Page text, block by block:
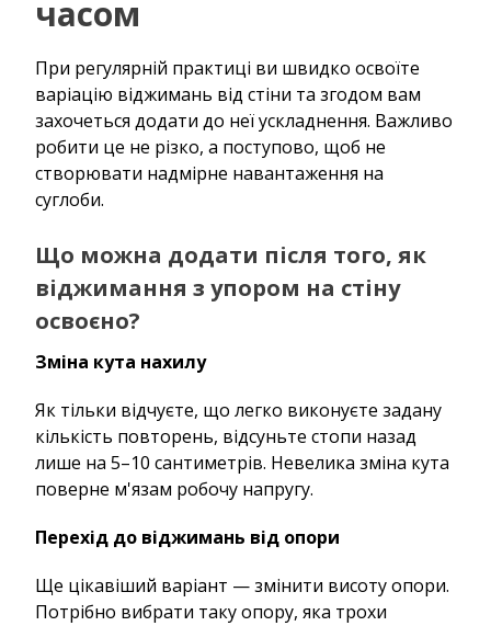
часом
При регулярній практиці ви швидко освоїте
варіацію віджимань від стіни та згодом вам
захочеться додати до неї ускладнення. Важливо
робити це не різко, а поступово, щоб не
створювати надмірне навантаження на
суглоби.
Що можна додати після того, як
віджимання з упором на стіну
освоєно?
Зміна кута нахилу
Як тільки відчуєте, що легко виконуєте задану
кількість повторень, відсуньте стопи назад
лише на 5–10 сантиметрів. Невелика зміна кута
поверне м'язам робочу напругу.
Перехід до віджимань від опори
Ще цікавіший варіант — змінити висоту опори.
Потрібно вибрати таку опору, яка трохи